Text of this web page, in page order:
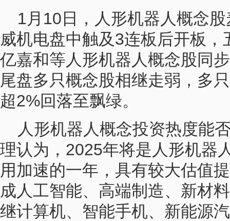
1月10日，人形机器人概念
威机电盘中触及3连板后开板
亿嘉和等人形机器人概念股同
尾盘多只概念股相继走弱，多
超2%回落至飘绿。
人形机器人概念投资热度能
理认为，2025年将是人形机器
用加速的一年，具有较大估值
成人工智能、高端制造、新材
继计算机、智能手机、新能源